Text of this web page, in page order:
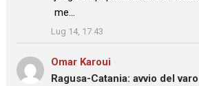
me…
”
Lug 14, 17:43
Omar Karoui
Ragusa-Catania: avvio del